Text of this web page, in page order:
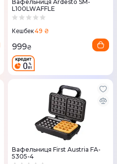
Вафельниця Ardesto SM-
L100LWAFFLE
Кешбек49 ₴
999₴
Вафельниця First Austria FA-
5305-4